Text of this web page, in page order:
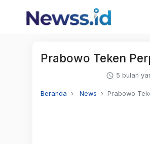
Prabowo Teken
5 bulan
Beranda News Prabowo